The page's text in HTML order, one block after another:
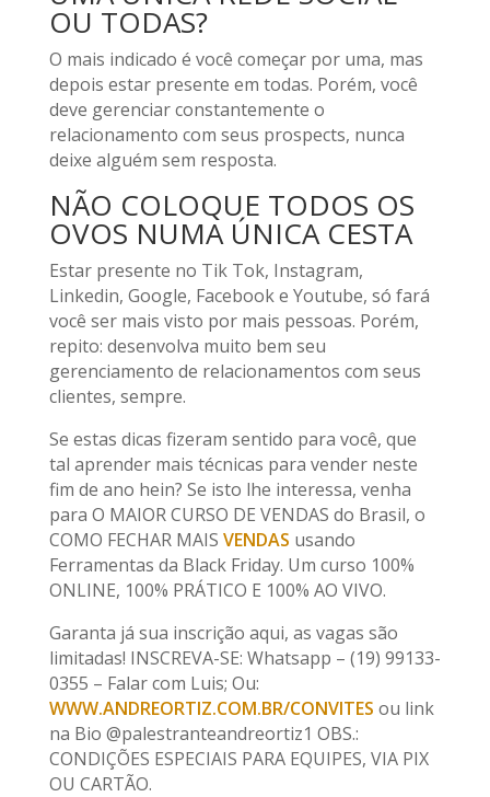
OU TODAS?
O mais indicado é você começar por uma, mas
depois estar presente em todas. Porém, você
deve gerenciar constantemente o
relacionamento com seus prospects, nunca
deixe alguém sem resposta.
NÃO COLOQUE TODOS OS
OVOS NUMA ÚNICA CESTA
Estar presente no Tik Tok, Instagram,
Linkedin, Google, Facebook e Youtube, só fará
você ser mais visto por mais pessoas. Porém,
repito: desenvolva muito bem seu
gerenciamento de relacionamentos com seus
clientes, sempre.
Se estas dicas fizeram sentido para você, que
tal aprender mais técnicas para vender neste
fim de ano hein? Se isto lhe interessa, venha
para O MAIOR CURSO DE VENDAS do Brasil, o
COMO FECHAR MAIS VENDAS usando
Ferramentas da Black Friday. Um curso 100%
ONLINE, 100% PRÁTICO E 100% AO VIVO.
Garanta já sua inscrição aqui, as vagas são
limitadas! INSCREVA-SE: Whatsapp – (19) 99133-
0355 – Falar com Luis; Ou:
WWW.ANDREORTIZ.COM.BR/CONVITES ou link
na Bio @palestranteandreortiz1 OBS.:
CONDIÇÕES ESPECIAIS PARA EQUIPES, VIA PIX
OU CARTÃO.